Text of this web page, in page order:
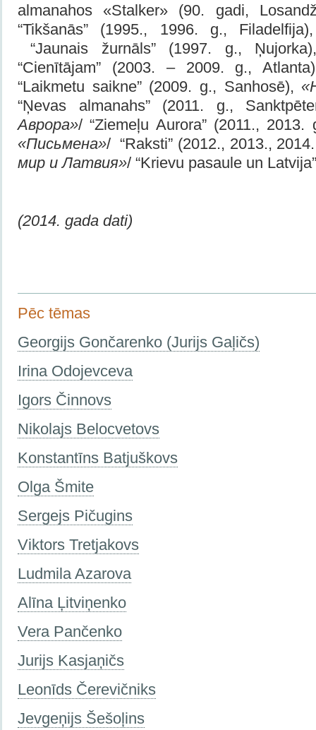
almanahos «Stalker» (90. gadi,
“Tikšanās” (1995., 1996. g.,
“Jaunais žurnāls” (1997. g.,
“Cienītājam” (2003. – 2009. g.,
“Laikmetu saikne” (2009. g., Sanhosē),
“Ņevas almanahs” (2011. g.,
Аврора»/ “Ziemeļu Aurora” (2011., 2013.
«Письмена»/ “Raksti” (2012., 2013.,
мир и Латвия»/ “Krievu pasaule un
(2014. gada dati)
Pēc tēmas
Georgijs Gončarenko (Jurijs Gaļičs)
Irina Odojevceva
Igors Činnovs
Nikolajs Belocvetovs
Konstantīns Batjuškovs
Olga Šmite
Sergejs Pičugins
Viktors Tretjakovs
Ludmila Azarova
Alīna Ļitviņenko
Vera Pančenko
Jurijs Kasjaņičs
Leonīds Čerevičniks
Jevgeņijs Šešoļins